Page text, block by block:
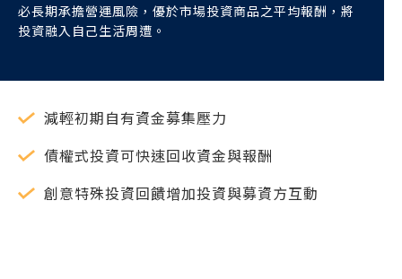
必長期承擔營運風險，優於市場投資商品之平均報酬，將
投資融入自己生活周遭。
減輕初期自有資金募集壓力
債權式投資可快速回收資金與報酬
創意特殊投資回饋增加投資與募資方互動